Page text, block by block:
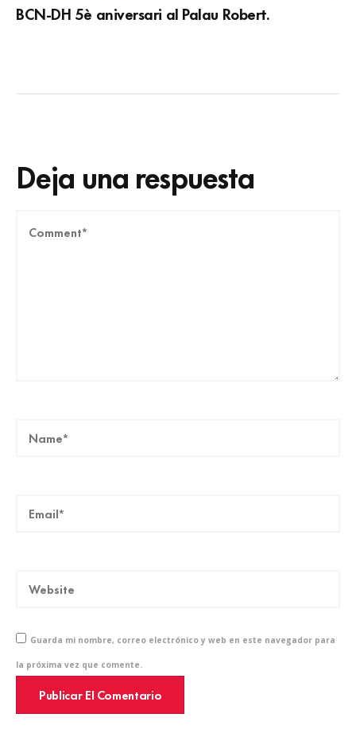
BCN-DH 5è aniversari al Palau Robert.
Deja una respuesta
Guarda mi nombre, correo electrónico y web en este navegador para
la próxima vez que comente.